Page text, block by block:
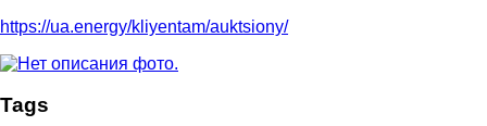
https://ua.energy/kliyentam/auktsiony/
Tags